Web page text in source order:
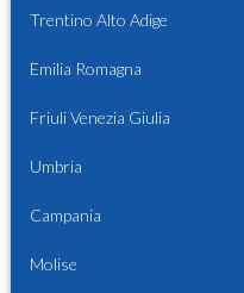
Trentino Alto Adige
Emilia Romagna
Friuli Venezia Giulia
Umbria
Campania
Molise